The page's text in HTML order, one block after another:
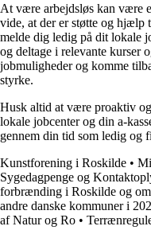
At være arbejdsløs kan være
vide, at der er støtte og
melde dig ledig på dit lokale
og deltage i relevante kurser
jobmuligheder og komme
styrke.
Husk altid at være proaktiv
lokale jobcenter og din a-
gennem din tid som ledig og
Kunstforening i Roskilde •
Sygedagpenge og
forbrænding i Roskilde og
andre danske kommuner i
af Natur og Ro •